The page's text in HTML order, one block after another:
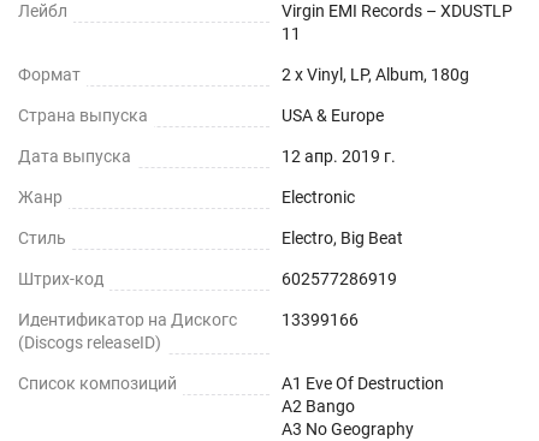
Лейбл
Virgin EMI Records – XDUSTLP
11
Формат 2 x Vinyl, LP, Album, 180g
Страна выпуска USA & Europe
Дата выпуска 12 апр. 2019 г.
Жанр Electronic
Стиль Electro, Big Beat
Штрих-код 602577286919
Идентификатор на Дискогс
(Discogs releaseID)
13399166
Список композиций
A1 Eve Of Destruction
A2 Bango
A3 No Geography